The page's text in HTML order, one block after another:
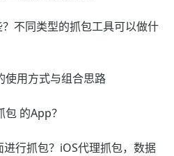
不同类型的抓包工具可以做什
使用方式与组合思路
的App？
行抓包？iOS代理抓包，数据